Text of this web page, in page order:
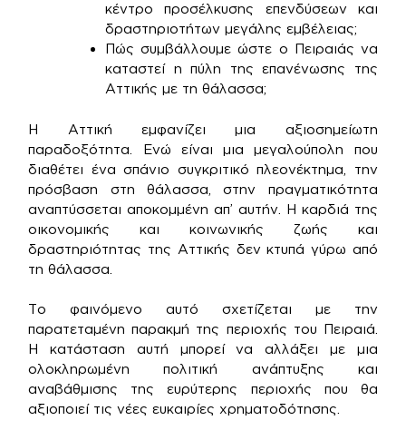
κέντρο προσέλκυσης επενδύσεων και
δραστηριοτήτων μεγάλης εμβέλειας;
Πώς συμβάλλουμε ώστε ο Πειραιάς να
καταστεί η πύλη της επανένωσης της
Αττικής με τη θάλασσα;
Η Αττική εμφανίζει μια αξιοσημείωτη
παραδοξότητα. Ενώ είναι μια μεγαλούπολη που
διαθέτει ένα σπάνιο συγκριτικό πλεονέκτημα, την
πρόσβαση στη θάλασσα, στην πραγματικότητα
αναπτύσσεται αποκομμένη απ’ αυτήν. Η καρδιά της
οικονομικής και κοινωνικής ζωής και
δραστηριότητας της Αττικής δεν κτυπά γύρω από
τη θάλασσα.
Το φαινόμενο αυτό σχετίζεται με την
παρατεταμένη παρακμή της περιοχής του Πειραιά.
Η κατάσταση αυτή μπορεί να αλλάξει με μια
ολοκληρωμένη πολιτική ανάπτυξης και
αναβάθμισης της ευρύτερης περιοχής που θα
αξιοποιεί τις νέες ευκαιρίες χρηματοδότησης.